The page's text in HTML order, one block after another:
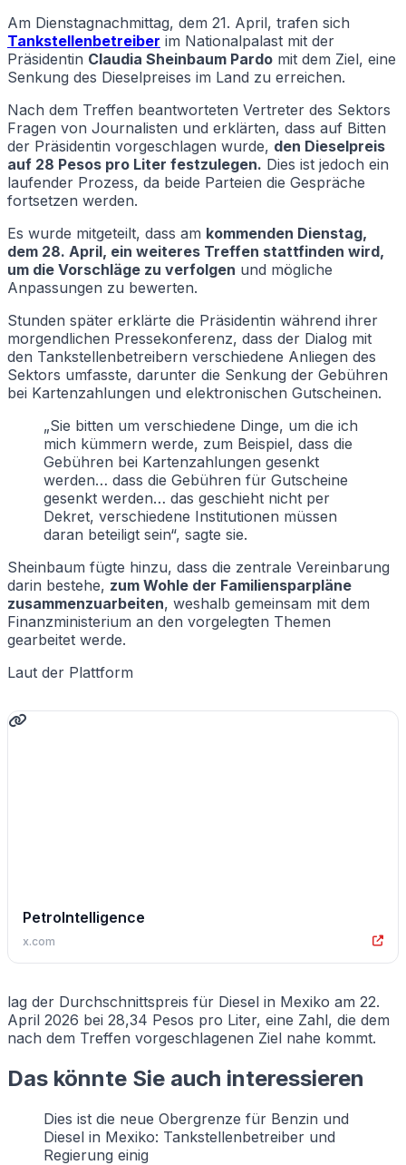
Am Dienstagnachmittag, dem 21. April, trafen sich
Tankstellenbetreiber im Nationalpalast mit der
Präsidentin Claudia Sheinbaum Pardo mit dem Ziel, eine
Senkung des Dieselpreises im Land zu erreichen.
Nach dem Treffen beantworteten Vertreter des Sektors
Fragen von Journalisten und erklärten, dass auf Bitten
der Präsidentin vorgeschlagen wurde, den Dieselpreis
auf 28 Pesos pro Liter festzulegen. Dies ist jedoch ein
laufender Prozess, da beide Parteien die Gespräche
fortsetzen werden.
Es wurde mitgeteilt, dass am kommenden Dienstag,
dem 28. April, ein weiteres Treffen stattfinden wird,
um die Vorschläge zu verfolgen und mögliche
Anpassungen zu bewerten.
Stunden später erklärte die Präsidentin während ihrer
morgendlichen Pressekonferenz, dass der Dialog mit
den Tankstellenbetreibern verschiedene Anliegen des
Sektors umfasste, darunter die Senkung der Gebühren
bei Kartenzahlungen und elektronischen Gutscheinen.
„Sie bitten um verschiedene Dinge, um die ich
mich kümmern werde, zum Beispiel, dass die
Gebühren bei Kartenzahlungen gesenkt
werden… dass die Gebühren für Gutscheine
gesenkt werden… das geschieht nicht per
Dekret, verschiedene Institutionen müssen
daran beteiligt sein“, sagte sie.
Sheinbaum fügte hinzu, dass die zentrale Vereinbarung
darin bestehe, zum Wohle der Familiensparpläne
zusammenzuarbeiten, weshalb gemeinsam mit dem
Finanzministerium an den vorgelegten Themen
gearbeitet werde.
Laut der Plattform
PetroIntelligence
x.com
lag der Durchschnittspreis für Diesel in Mexiko am 22.
April 2026 bei 28,34 Pesos pro Liter, eine Zahl, die dem
nach dem Treffen vorgeschlagenen Ziel nahe kommt.
Das könnte Sie auch interessieren
Dies ist die neue Obergrenze für Benzin und
Diesel in Mexiko: Tankstellenbetreiber und
Regierung einig